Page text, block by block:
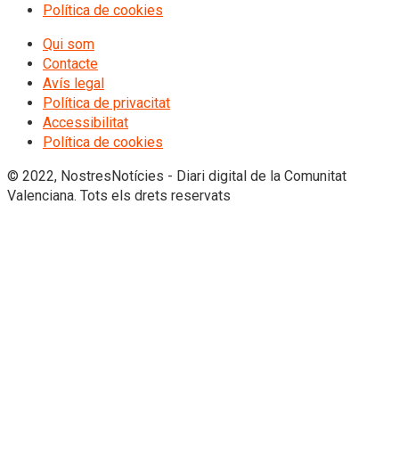
Política de cookies
Qui som
Contacte
Avís legal
Política de privacitat
Accessibilitat
Política de cookies
© 2022, NostresNotícies - Diari digital de la Comunitat
Valenciana. Tots els drets reservats